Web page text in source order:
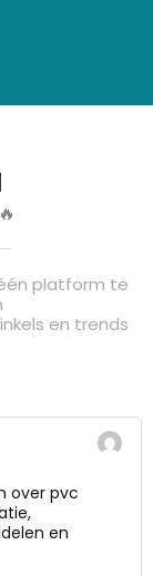
platform te
en trends
over pvc
en